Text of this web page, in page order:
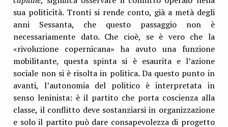
sua politicità. Tronti si rende conto, già a metà degli
anni Sessanta, che questo passaggio non è
necessariamente dato. Che cioè, se è vero che la
«rivoluzione copernicana» ha avuto una funzione
mobilitante, questa spinta si è esaurita e l’azione
sociale non si è risolta in politica. Da questo punto in
avanti, l’autonomia del politico è interpretata in
senso leninista: è il partito che porta coscienza alla
classe, il conflitto deve sostanziarsi in organizzazione
e solo il partito può dare consapevolezza di progetto